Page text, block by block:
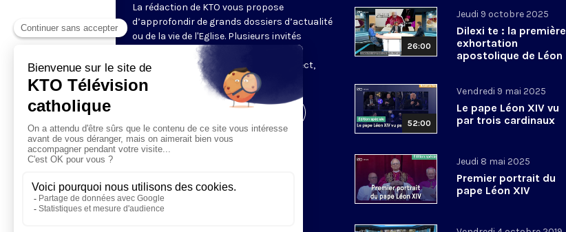
La rédaction de KTO vous propose
d’approfondir de grands dossiers d’actualité
ou de la vie de l'Eglise. Plusieurs invités
abordent les différentes facettes de la
problématique, à travers un débat direct,
dans un esprit bienveillant.
26:00
Jeudi 9 octobre 2025
Dilexi te : la première
exhortation
apostolique de Léon
52:00
Vendredi 9 mai 2025
Le pape Léon XIV vu
par trois cardinaux
Jeudi 8 mai 2025
Premier portrait du
pape Léon XIV